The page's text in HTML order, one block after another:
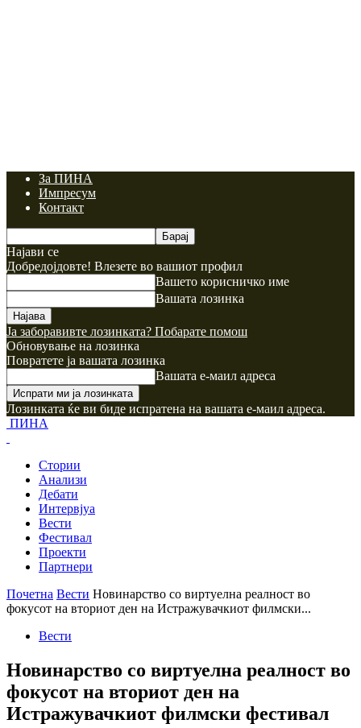
За ПИНА
Импресум
Контакт
Најави се
Добредојдовте! Влезете во вашиот профил
Вашето корисничко име
Вашата лозинка
Ја заборавивте лозинката? Побарате помош
Обновување на лозинка
Повратете ја вашата лозинка
Вашата е-маил адреса
Лозинката ќе ви биде испратена на вашата е-маил адреса.
ПИНА
Стории
Анализи
Дебати
Интервјуа
Вести
Фестивал
Проекти
Партнери
Почетна Вести Новинарство со виртуелна реалност во
фокусот на вториот ден на Истражувачкиот филмски...
Вести
Новинарство со виртуелна реалност во
фокусот на вториот ден на
Истражувачкиот филмски фестивал